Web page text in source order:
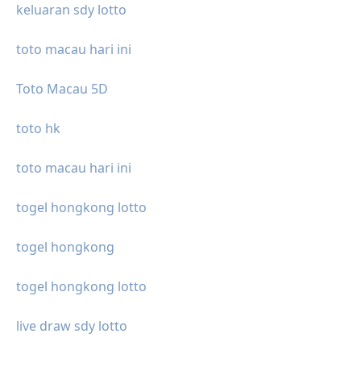
keluaran sdy lotto
toto macau hari ini
Toto Macau 5D
toto hk
toto macau hari ini
togel hongkong lotto
togel hongkong
togel hongkong lotto
live draw sdy lotto